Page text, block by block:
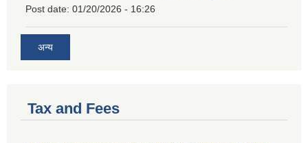
Post date: 01/20/2026 - 16:26
अन्य
Tax and Fees